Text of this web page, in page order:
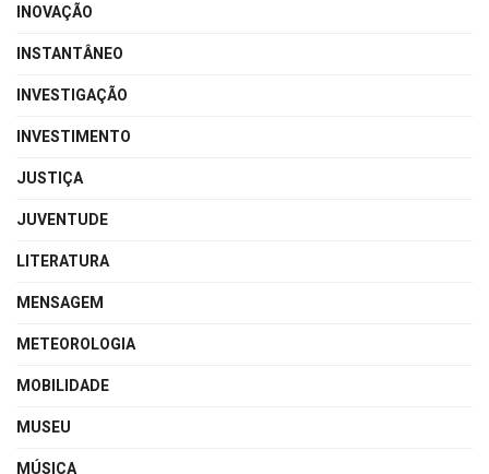
INOVAÇÃO
INSTANTÂNEO
INVESTIGAÇÃO
INVESTIMENTO
JUSTIÇA
JUVENTUDE
LITERATURA
MENSAGEM
METEOROLOGIA
MOBILIDADE
MUSEU